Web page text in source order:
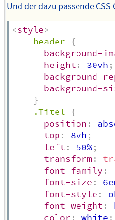
Und der dazu passende
<style>
header
{
background-
height : 30vh ;
background-
background-
}
.Titel
{
position :
top : 8vh ;
left : 50%;
transform :
font-family :
font-size :
font-style :
font-weight :
color : white ;